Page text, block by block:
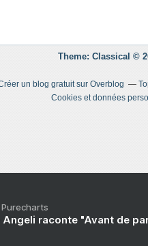
Theme: Classical ©
un blog gratuit sur Overblog
Cookies et données
Purecharts
Angeli raconte "Avant de